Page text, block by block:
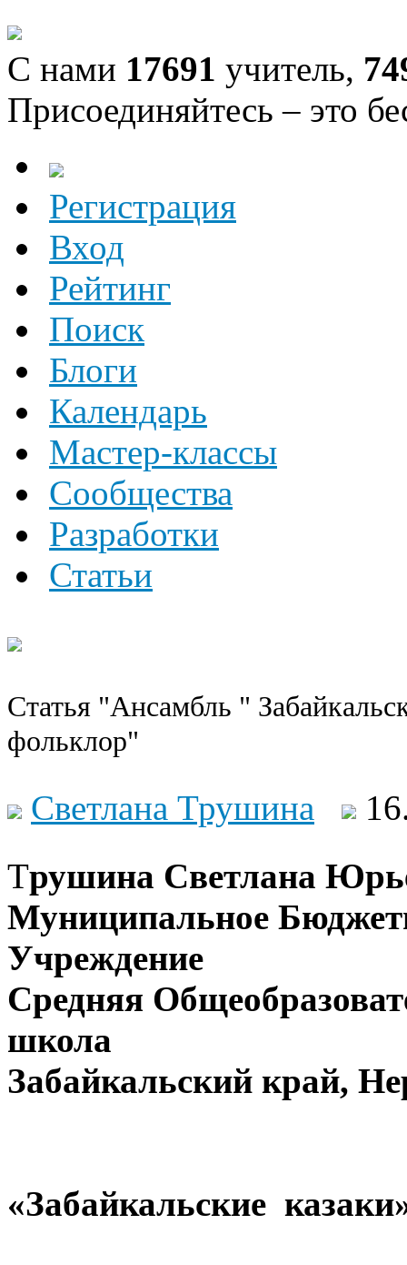
С нами 17691 учитель,
Присоединяйтесь – это
Регистрация
Вход
Рейтинг
Поиск
Блоги
Календарь
Мастер-классы
Сообщества
Разработки
Статьи
Статья "Ансамбль "
фольклор"
Светлана Трушина
Трушина Светлана
Муниципальное
Учреждение
Средняя
школа
Забайкальский край,
«Забайкальские